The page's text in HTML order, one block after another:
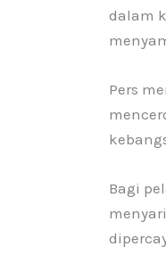
dalam
Pers
Bagi